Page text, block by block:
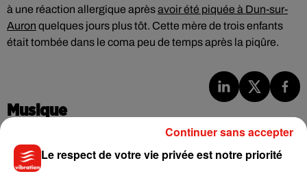
à une réaction allergique aprèsavoir été piquée à Dun-sur-
Auron quelques jours plus tôt. Cette mère de trois enfants
était tombée dans le coma peu de temps après la piqûre.
Musique
Julien Lieb s’essaye à la vie de chatelain
Le respect de votre vie privée est notre priorité
Continuer sans accepter